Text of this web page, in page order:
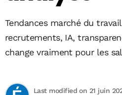
Tendances marché du
recrutements, IA,
change vraiment pour les
Last modified on 21 juin